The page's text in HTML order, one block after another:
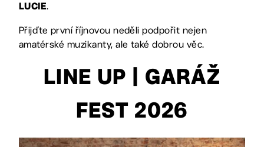
LUCIE.
Přijďte první říjnovou neděli podpořit nejen
amatérské muzikanty, ale také dobrou věc.
LINE UP | GARÁŽ
FEST 2026